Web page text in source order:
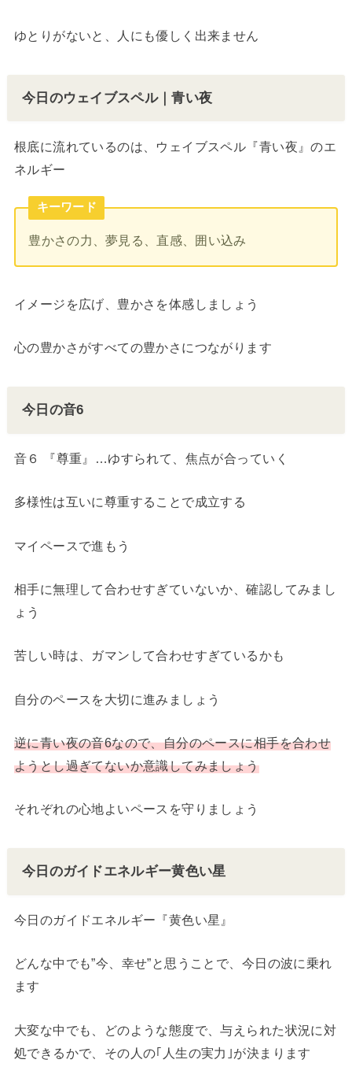
ゆとりがないと、人にも優しく出来ません
今日のウェイブスペル｜青い夜
根底に流れているのは、ウェイブスペル『青い夜』のエ
ネルギー
キーワード
豊かさの力、夢見る、直感、囲い込み
イメージを広げ、豊かさを体感しましょう
心の豊かさがすべての豊かさにつながります
今日の音6
音６ 『尊重』…ゆすられて、焦点が合っていく
多様性は互いに尊重することで成立する
マイペースで進もう
相手に無理して合わせすぎていないか、確認してみまし
ょう
苦しい時は、ガマンして合わせすぎているかも
自分のペースを大切に進みましょう
逆に青い夜の音6なので、自分のペースに相手を合わせ
ようとし過ぎてないか意識してみましょう
それぞれの心地よいペースを守りましょう
今日のガイドエネルギー黄色い星
今日のガイドエネルギー『黄色い星』
どんな中でも”今、幸せ”と思うことで、今日の波に乗れ
ます
大変な中でも、どのような態度で、与えられた状況に対
処できるかで、その人の｢人生の実力｣が決まります